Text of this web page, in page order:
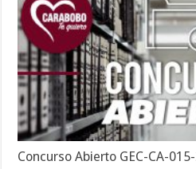
Concurso Abierto GEC-CA-